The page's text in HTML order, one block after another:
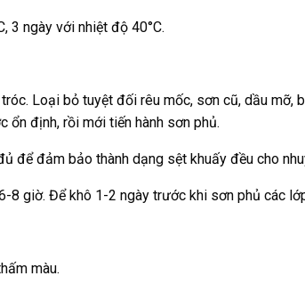
3 ngày với nhiệt độ 40°C.
Loại bỏ tuyệt đối rêu mốc, sơn cũ, dầu
ổn định, rồi mới tiến hành sơn phủ.
để đảm bảo thành dạng sệt khuấy đều cho
8 giờ. Để khô 1-2 ngày trước khi sơn phủ các
màu.